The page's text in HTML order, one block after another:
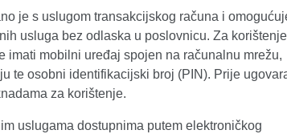
je s uslugom transakcijskog računa i
usluga bez odlaska u poslovnicu. Za korištenje
imati mobilni uređaj spojen na računalnu mrežu,
te osobni identifikacijski broj (PIN). Prije
za korištenje.
uslugama dostupnima putem elektroničkog